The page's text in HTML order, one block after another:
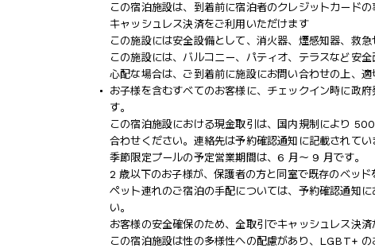
この宿泊施設は、到着前に宿泊者のクレジットカードの
キャッシュレス決済をご利用いただけます
この施設には安全設備として、消火器、煙感知器、救
この施設には、バルコニー、パティオ、テラスなど安
心配な場合は、ご到着前に施設にお問い合わせの上、
お子様を含むすべてのお客様に、チェックイン時に政
す。
この宿泊施設における現金取引は、国内規制により
合わせください。連絡先は予約確認通知に記載されてい
季節限定プールの予定営業期間は、6 月～ 9 月です。
2 歳以下のお子様が、保護者の方と同室で既存のベッ
ペット連れのご宿泊の手配については、予約確認通知
い。
お客様の安全確保のため、全取引でキャッシュレス決
この宿泊施設は性の多様性への配慮があり、LGBT+ の